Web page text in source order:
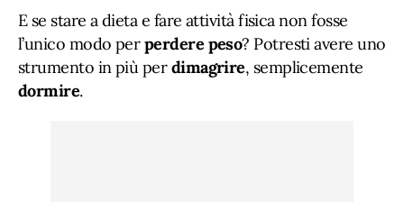
E se stare a dieta e fare attività fisica non fosse
l’unico modo perperdere peso? Potresti avere uno
strumento in più perdimagrire, semplicemente
dormire.